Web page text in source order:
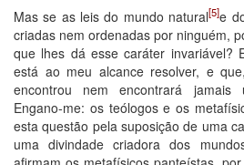
Mas se as leis do mundo natural[5]e
criadas nem ordenadas por ninguém,
que lhes dá esse caráter invariável?
está ao meu alcance resolver, e
encontrou nem encontrará jamais
Engano-me: os teólogos e os
esta questão pela suposição de uma
uma divindade criadora dos